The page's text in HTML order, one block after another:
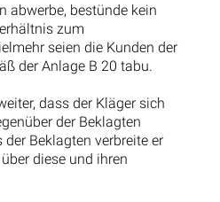
abwerbe, bestünde kein
zum
seien die Kunden der
der Anlage B 20 tabu.
dass der Kläger sich
der Beklagten
Beklagten verbreite er
diese und ihren